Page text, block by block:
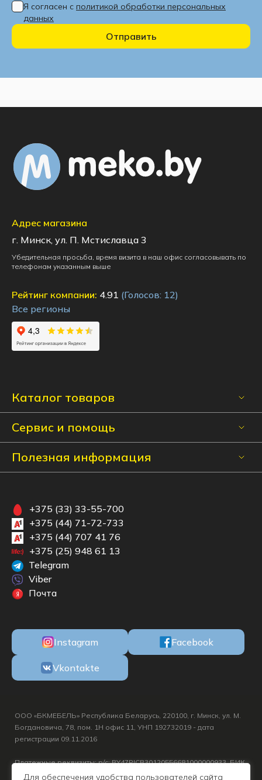
Я согласен с политикой обработки персональных
данных
Отправить
Каталог товаров
Сервис и помощь
Полезная информация
Адрес магазина
г. Минск, ул. П. Мстиславца 3
Убедительная просьба, время визита в наш офис согласовывать по
телефонам указанным выше
Рейтинг компании: 4.91 (Голосов: 12)
Все регионы
+375 (33) 33-55-700
+375 (44) 71-72-733
+375 (44) 707 41 76
+375 (25) 948 61 13
Telegram
Viber
Почта
Instagram Facebook
Vkontakte
Для обеспечения удобства пользователей сайта
ООО «БКМЕБЕЛЬ» Республика Беларусь, 220100, г. Минск, ул. М.
Богдановича, 78, пом. 1Н офис 11, УНП 192732019 - дата
регистрации 09.11.2016
Платежные реквизиты: р/с: BY47PJCB30120556681000000933, БИК
PJCBBY2X, ОАО «Приорбанк», г. Минск, Логойский тр., д. 15 корп.1